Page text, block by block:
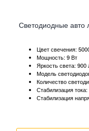
Светодиодные авто
Цвет свечения:
Мощность: 9 Вт
Яркость света:
Модель
Количество
Стабилизация
Стабилизация